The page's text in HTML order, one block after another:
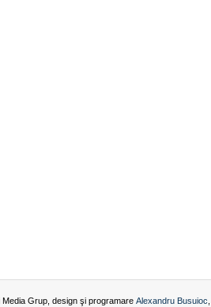
Grup, design şi programare Alexandru Busuioc